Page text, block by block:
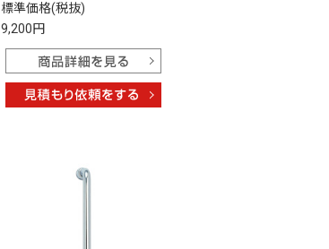
標準価格(税抜)
9,200円